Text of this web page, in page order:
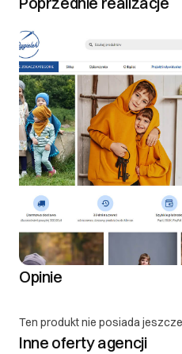
Opinie
Ten produkt nie posiada
Inne oferty agencji